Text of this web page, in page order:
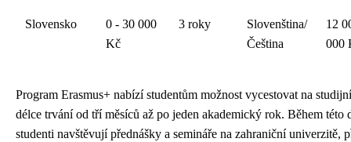
Slovensko
0 - 30 000
Kč
3 roky
Slovenština/
Čeština
12
000
Program Erasmus+ nabízí studentům možnost vycestovat na
délce trvání od tří měsíců až po jeden akademický rok. Během této
studenti navštěvují přednášky a semináře na zahraniční univerzitě,